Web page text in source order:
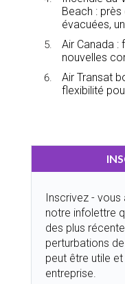
Beach :
évacuées,
Air Canada :
nouvelles
Air Transat
flexibilité
Inscrivez - vous
notre infolettre
des plus
perturbations
peut être utile
entreprise.